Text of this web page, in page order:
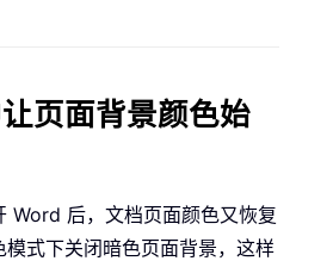
页面背景颜色始
Word 后，文档页面颜色又恢复
式下关闭暗色页面背景，这样